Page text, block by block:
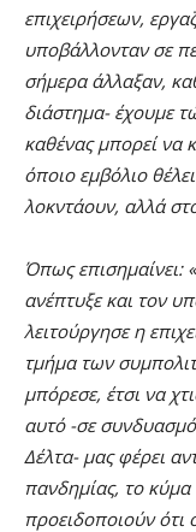
επιχειρήσεων,
υποβάλλονταν σε
σήμερα άλλαξαν,
διάστημα- έχουμε
καθένας μπορεί να
όποιο εμβόλιο
λοκντάουν, αλλά
Όπως επισημαίνει:
ανέπτυξε και τον
λειτούργησε η
τμήμα των
μπόρεσε, έτσι να
αυτό -σε
Δέλτα- μας φέρει
πανδημίας, το κύμα
προειδοποιούν ότι